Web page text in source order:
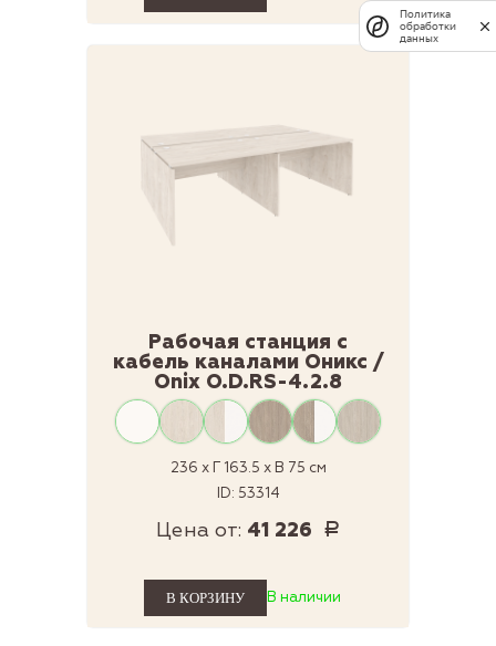
Рабочая станция с
кабель каналами Оникс /
Onix O.D.RS-4.2.8
236 x Г 163.5 x В 75 см
ID: 53314
Цена от: 41 226 Р
В наличии
Политика
обработки
данных